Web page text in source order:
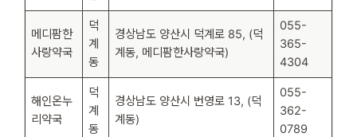
메디팜한
사랑약국
덕
계
동
경상남도 양산시 덕계로 85, (덕
계동, 메디팜한사랑약국)
055-
365-
4304
해인온누
리약국
덕
계
동
경상남도 양산시 번영로 13, (덕
계동)
055-
362-
0789